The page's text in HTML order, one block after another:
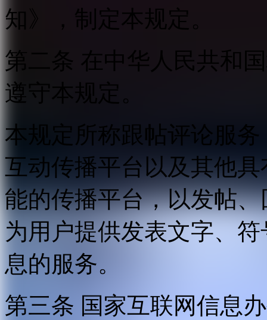
知》，制定本规定。
第二条 在中华人民共和
遵守本规定。
本规定所称跟帖评论服
互动传播平台以及其他
能的传播平台，以发帖
为用户提供发表文字、
息的服务。
第三条 国家互联网信息